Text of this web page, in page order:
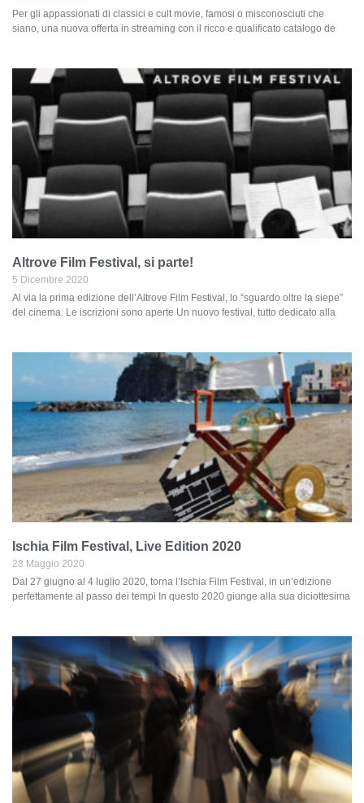
Per gli appassionati di classici e cult movie, famosi o misconosciuti che
siano, una nuova offerta in streaming con il ricco e qualificato catalogo de
Altrove Film Festival, si parte!
5 Dicembre 2020
Al via la prima edizione dell’Altrove Film Festival, lo “sguardo oltre la siepe”
del cinema. Le iscrizioni sono aperte Un nuovo festival, tutto dedicato alla
Ischia Film Festival, Live Edition 2020
28 Maggio 2020
Dal 27 giugno al 4 luglio 2020, torna l’Ischia Film Festival, in un’edizione
perfettamente al passo dei tempi In questo 2020 giunge alla sua diciottesima